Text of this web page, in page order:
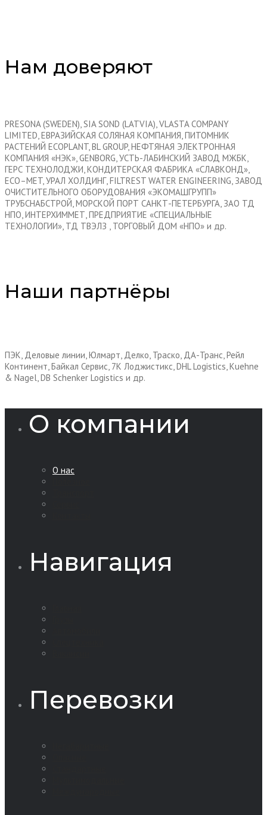
Нам доверяют
PRESONA (SWEDEN), SIA SOND (LATVIA), VLASTA COMPANY
LIMITED, ЕВРАЗИЙСКАЯ СОЛЯНАЯ КОМПАНИЯ, ПИТОМНИК
РАСТЕНИЙ ECOPLANT, BL GROUP, НЕФТЯНАЯ ЭЛЕКТРОННАЯ
КОМПАНИЯ «НЭК», GENBORG, УСТЬ-ЛАБИНСКИЙ ЗАВОД МЖБК,
ГЕРС ТЕХНОЛОДЖИ, КОНДИТЕРСКАЯ ФАБРИКА «СЛАВКОНД»,
ECO–MET, УРАЛ ХОЛДИНГ, FILTREST WATER ENGINEERING, ЗАВОД
ОЧИСТИТЕЛЬНОГО ОБОРУДОВАНИЯ «ЭКОМАШГРУПП»
ТРУБСНАБСТРОЙ, МОРСКОЙ ПОРТ САНКТ-ПЕТЕРБУРГА, ЗАО ТД
НПО, ИНТЕРХИММЕТ, ПРЕДПРИЯТИЕ «СПЕЦИАЛЬНЫЕ
ТЕХНОЛОГИИ», ТД ТВЭЛЗ , ТОРГОВЫЙ ДОМ «НПО» и др.
Наши партнёры
ПЭК, Деловые линии, Юлмарт, Делко, Траско, ДА-Транс, Рейл
Континент, Байкал Сервис, 7К Лоджистикс, DHL Logistics, Kuehne
& Nagel, DB Schenker Logistics и др.
О компании
О нас
Навигация
Перевозки